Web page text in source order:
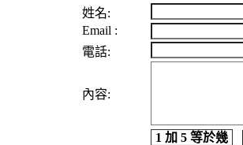
姓名:
Email :
電話:
內容:
1 加 5 等於幾